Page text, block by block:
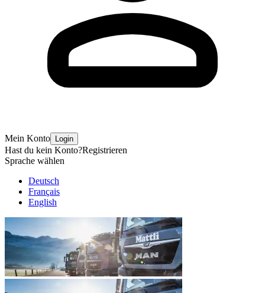
Mein Konto Login
Hast du kein Konto?Registrieren
Sprache wählen
Deutsch
Français
English